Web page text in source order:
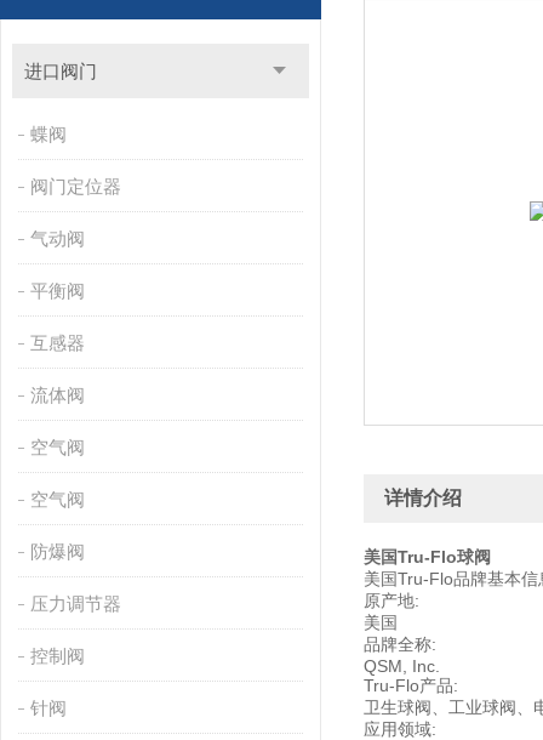
进口阀门
蝶阀
阀门定位器
气动阀
平衡阀
互感器
流体阀
空气阀
空气阀
防爆阀
压力调节器
控制阀
针阀
详情介绍
美国Tru-Flo球阀
美国Tru-Flo品牌基本信
原产地:
美国
品牌全称:
QSM, Inc.
Tru-Flo产品:
卫生球阀、工业球阀、
应用领域: